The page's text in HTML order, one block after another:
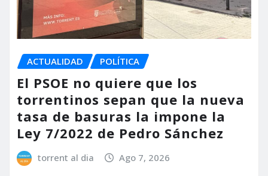
ACTUALIDAD POLÍTICA
El PSOE no quiere que los
torrentinos sepan que la nueva
tasa de basuras la impone la
Ley 7/2022 de Pedro Sánchez
torrent al dia Ago 7, 2026